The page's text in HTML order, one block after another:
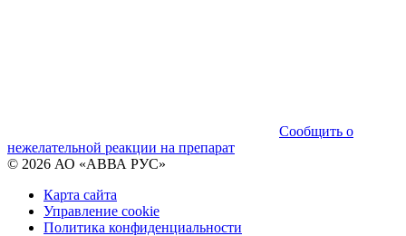
Сообщить о
нежелательной реакции на препарат
© 2026 АО «АВВА РУС»
Карта сайта
Управление cookie
Политика конфиденциальности